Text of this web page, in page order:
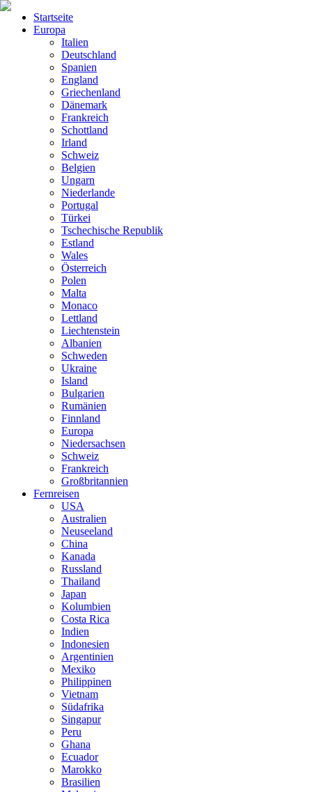
Startseite
Europa
Italien
Deutschland
Spanien
England
Griechenland
Dänemark
Frankreich
Schottland
Irland
Schweiz
Belgien
Ungarn
Niederlande
Portugal
Türkei
Tschechische Republik
Estland
Wales
Österreich
Polen
Malta
Monaco
Lettland
Liechtenstein
Albanien
Schweden
Ukraine
Island
Bulgarien
Rumänien
Finnland
Europa
Niedersachsen
Schweiz
Frankreich
Großbritannien
Fernreisen
USA
Australien
Neuseeland
China
Kanada
Russland
Thailand
Japan
Kolumbien
Costa Rica
Indien
Indonesien
Argentinien
Mexiko
Philippinen
Vietnam
Südafrika
Singapur
Peru
Ghana
Ecuador
Marokko
Brasilien